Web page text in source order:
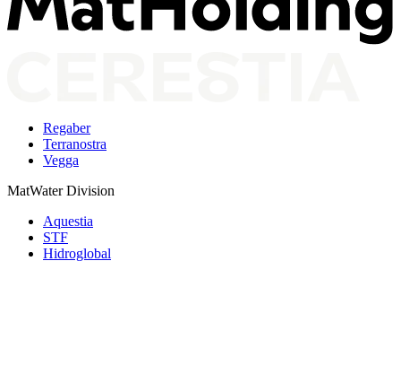
Regaber
Terranostra
Vegga
MatWater Division
Aquestia
STF
Hidroglobal